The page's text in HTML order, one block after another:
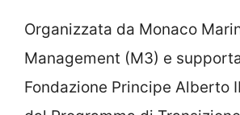
Organizzata da Monaco
Management (M3) e
Fondazione Principe Alberto